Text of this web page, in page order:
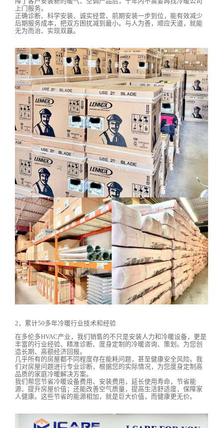
上门服务。
正确诊断、科学安装、诚实经营、前期安装一步到位，能有效减少
后期服务成本，把双方困扰减到最小。与人为善，顺应天道，就能
无为而治、实现双赢。
2，累计50多年冷暖行业技术和经验
在多伦多HVAC产业，我们销售的不只是安装人力和冷暖设备，更是
丰富的行业经验、精准诊断、度身定制的冷暖咨询、策划。为您创
造长期、高额经济回报。
几乎所有的房屋都不同程度存在能耗问题，甚至健康安全风险。我
们对房屋问题进行专业诊断，根据您的实际情况，为您度身定制高
品质的家庭冷暖解决方案。
我们帮您节省冷暖设备费用、安装费用，延长使用寿命，节省能
源、提升房屋价值；还能改善空气质量，提高生活舒适度，保障家
人健康。这些节省的能源相加，就是巨大价值，而健康更无价。